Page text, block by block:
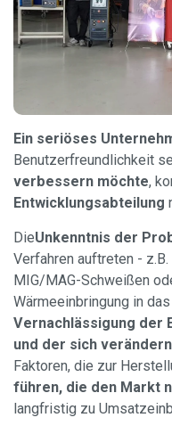
Ein seriöses
Benutzerfreundlichkeit
verbessern möchte,
Entwicklungsabteilung
DieUnkenntnis der
Verfahren auftreten -
MIG/MAG-Schweißen
Wärmeeinbringung in
Vernachlässigung der
und der sich
Faktoren, die zur
führen, die den Markt
langfristig zu